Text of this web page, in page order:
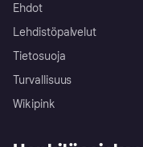
Ehdot
Lehdistöpalvelut
Tietosuoja
Turvallisuus
Wikipink